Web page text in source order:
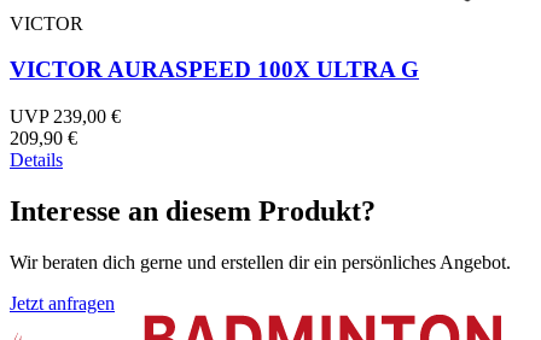
VICTOR
VICTOR AURASPEED 100X ULTRA G
UVP 239,00 €
209,90 €
Details
Interesse an diesem Produkt?
Wir beraten dich gerne und erstellen dir ein persönliches Angebot.
Jetzt anfragen